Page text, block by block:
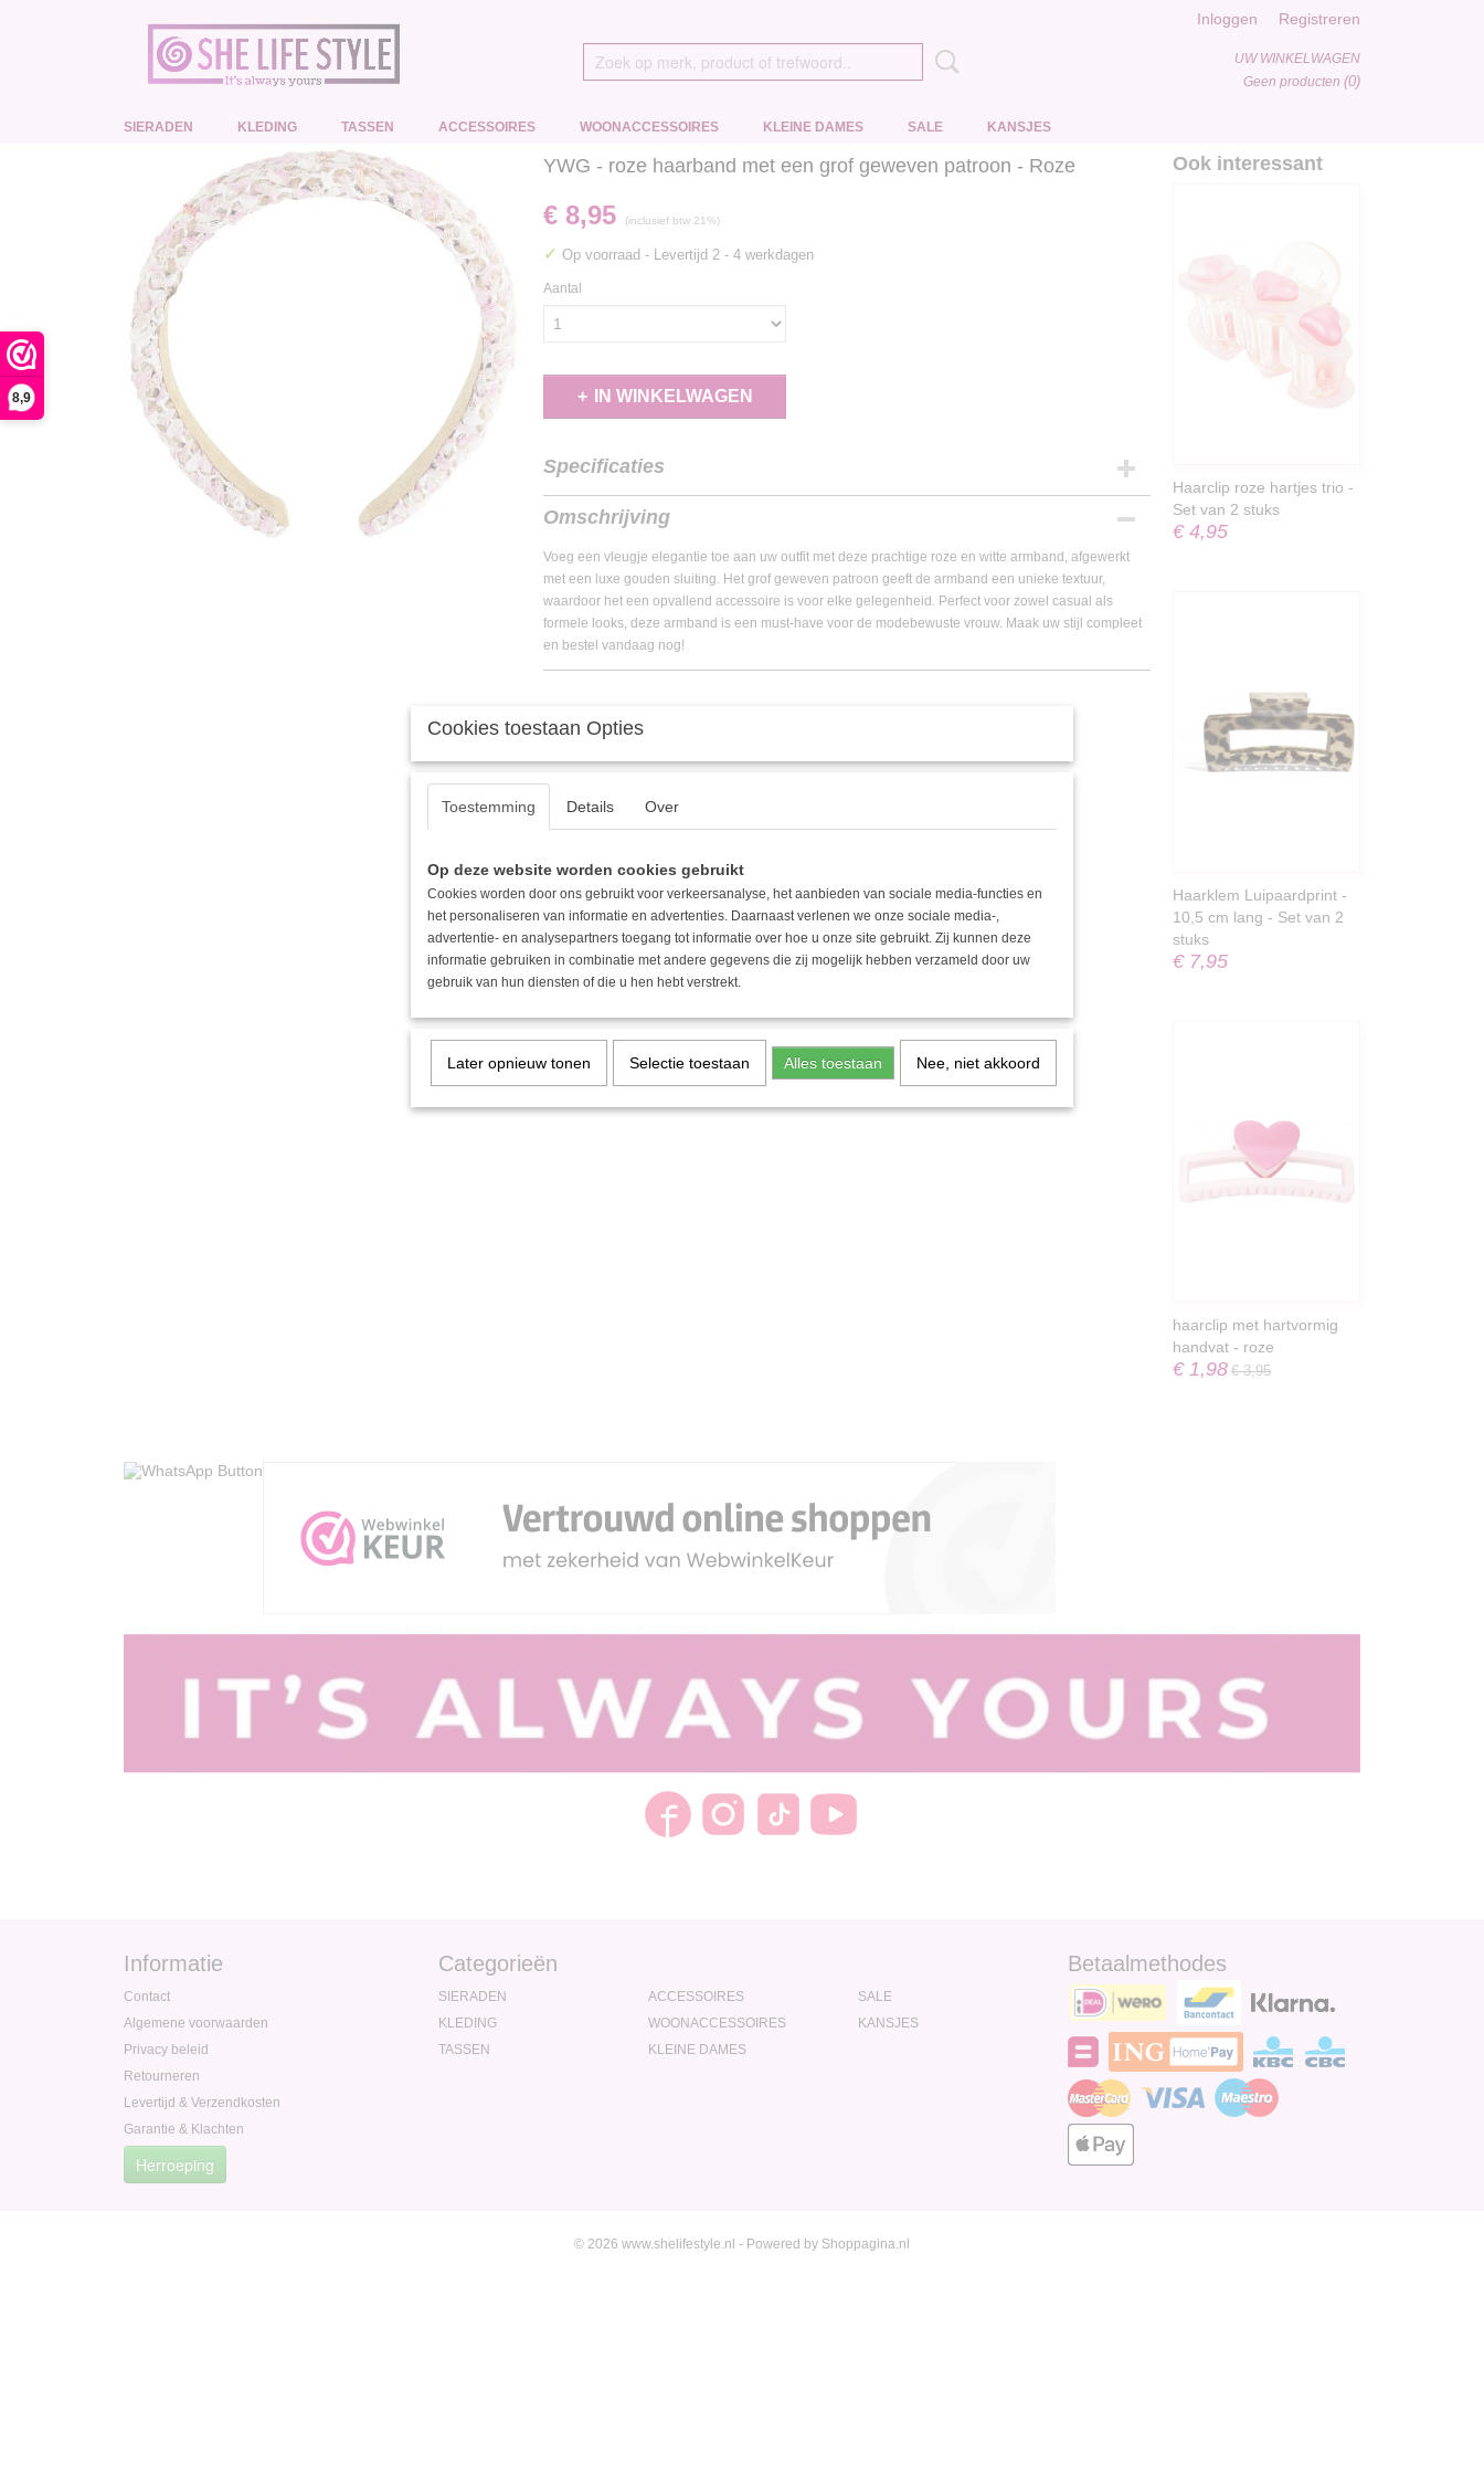
8,9
Inloggen Registreren
UW WINKELWAGEN
Geen producten (0)
SIERADEN KLEDING TASSEN ACCESSOIRES WOONACCESSOIRES KLEINE DAMES SALE KANSJES
YWG - roze haarband met een grof geweven patroon - Roze
€ 8,95 (inclusief btw 21%)
✓ Op voorraad - Levertijd 2 - 4 werkdagen
Aantal
IN WINKELWAGEN
Specificaties
EAN code
Omschrijving
Voeg een vleugje elegantie toe aan uw outfit met deze prachtige roze en witte armband, afgewerkt
met een luxe gouden sluiting. Het grof geweven patroon geeft de armband een unieke textuur,
waardoor het een opvallend accessoire is voor elke gelegenheid. Perfect voor zowel casual als
formele looks, deze armband is een must-have voor de modebewuste vrouw. Maak uw stijl compleet
en bestel vandaag nog!
Ook interessant
Haarclip roze hartjes trio -
Set van 2 stuks
€ 4,95
Haarklem Luipaardprint -
10,5 cm lang - Set van 2
stuks
€ 7,95
haarclip met hartvormig
handvat - roze
€ 1,98 € 3,95
Informatie
Contact
Algemene voorwaarden
Privacy beleid
Retourneren
Levertijd & Verzendkosten
Garantie & Klachten
Herroeping
Categorieën
SIERADEN
KLEDING
TASSEN
ACCESSOIRES
WOONACCESSOIRES
KLEINE DAMES
SALE
KANSJES
Betaalmethodes
© 2026 www.shelifestyle.nl - Powered by Shoppagina.nl
Cookies toestaan Opties
Toestemming Details Over
Op deze website worden cookies gebruikt
Cookies worden door ons gebruikt voor verkeersanalyse, het aanbieden van sociale media-functies en
het personaliseren van informatie en advertenties. Daarnaast verlenen we onze sociale media-,
advertentie- en analysepartners toegang tot informatie over hoe u onze site gebruikt. Zij kunnen deze
informatie gebruiken in combinatie met andere gegevens die zij mogelijk hebben verzameld door uw
gebruik van hun diensten of die u hen hebt verstrekt.
Later opnieuw tonen Selectie toestaan Alles toestaan Nee, niet akkoord